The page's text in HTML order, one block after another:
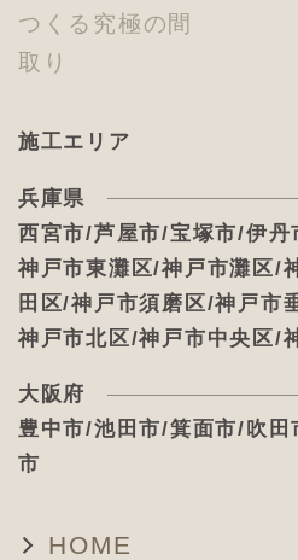
つくる究極の間
取り
施工エリア
兵庫県
西宮市/芦屋市/宝塚市/伊丹
神戸市東灘区/神戸市灘区/
田区/神戸市須磨区/神戸市
神戸市北区/神戸市中央区/
大阪府
豊中市/池田市/箕面市/吹
市
HOME